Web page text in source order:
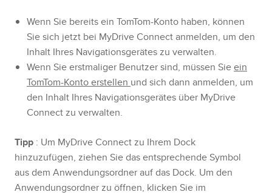
Wenn Sie bereits ein TomTom-Konto haben, können
Sie sich jetzt bei MyDrive Connect anmelden, um den
Inhalt Ihres Navigationsgerätes zu verwalten.
Wenn Sie erstmaliger Benutzer sind, müssen Sieein
TomTom-Konto erstellen und sich dann anmelden, um
den Inhalt Ihres Navigationsgerätes über MyDrive
Connect zu verwalten.
Tipp : Um MyDrive Connect zu Ihrem Dock
hinzuzufügen, ziehen Sie das entsprechende Symbol
aus dem Anwendungsordner auf das Dock. Um den
Anwendungsordner zu öffnen, klicken Sie im